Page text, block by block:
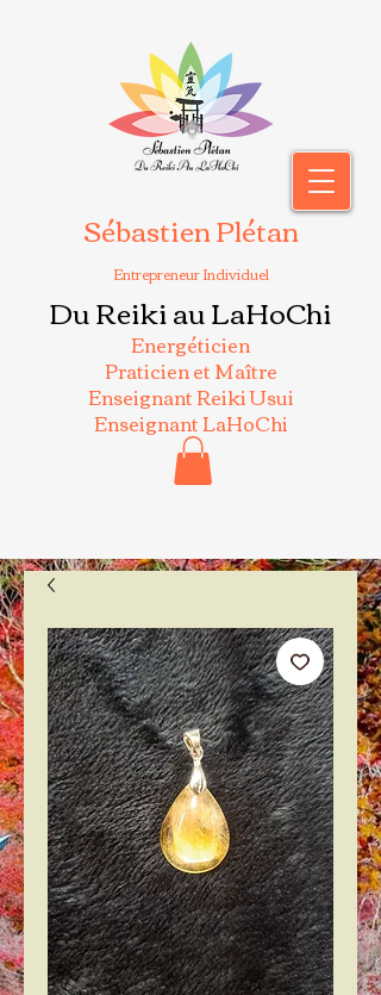
Sébastien Plétan
Entrepreneur Individuel
Du Reiki au LaHoChi
Energéticien
Praticien et Maître
Enseignant Reiki Usui
Enseignant LaHoChi